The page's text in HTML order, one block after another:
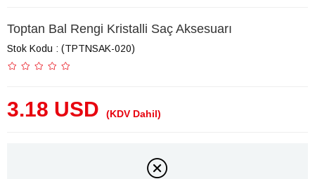
Toptan Bal Rengi Kristalli Saç Aksesuarı
Stok Kodu (TPTNSAK-020)
3.18 USD (KDV Dahil)